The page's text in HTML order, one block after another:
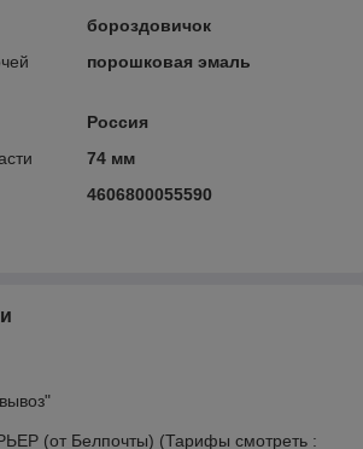
бороздовичок
порошковая эмаль
Россия
74 мм
4606800055590
(от Белпочты) (Тарифы смотреть :